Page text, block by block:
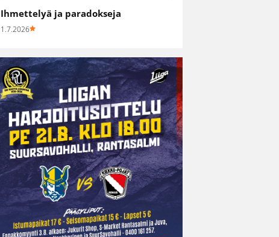
Ihmettelyä ja paradokseja
1.7.2026